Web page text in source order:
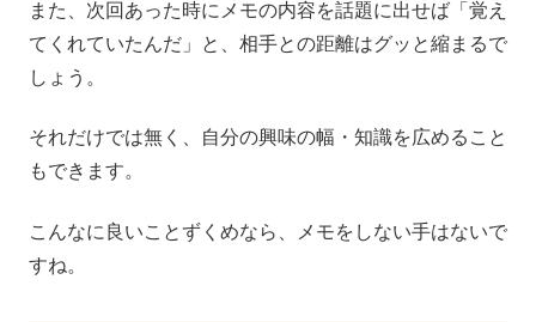
また、次回あった時にメモの内容を話題に出せば「覚え
てくれていたんだ」と、相手との距離はグッと縮まるで
しょう。
それだけでは無く、自分の興味の幅・知識を広めること
もできます。
こんなに良いことずくめなら、メモをしない手はないで
すね。